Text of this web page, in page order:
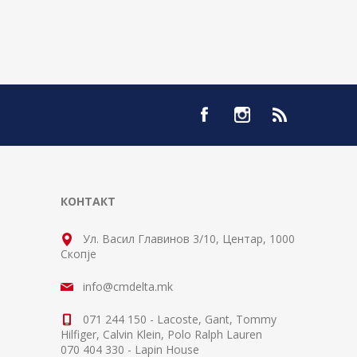
КОНТАКТ
Ул. Васил Главинов 3/10, Центар, 1000
Скопје
info@cmdelta.mk
071 244 150 - Lacoste, Gant, Tommy
Hilfiger, Calvin Klein, Polo Ralph Lauren
070 404 330 - Lapin House